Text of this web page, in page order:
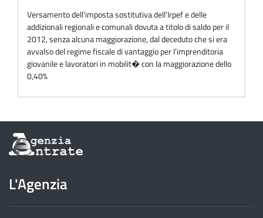
Versamento dell'imposta sostitutiva dell'Irpef e delle
addizionali regionali e comunali dovuta a titolo di saldo per il
2012, senza alcuna maggiorazione, dal deceduto che si era
avvalso del regime fiscale di vantaggio per l'imprenditoria
giovanile e lavoratori in mobilit� con la maggiorazione dello
0,40%
Informazioni
sul
dell'Agenzia
delle
Entrate
L'Agenzia